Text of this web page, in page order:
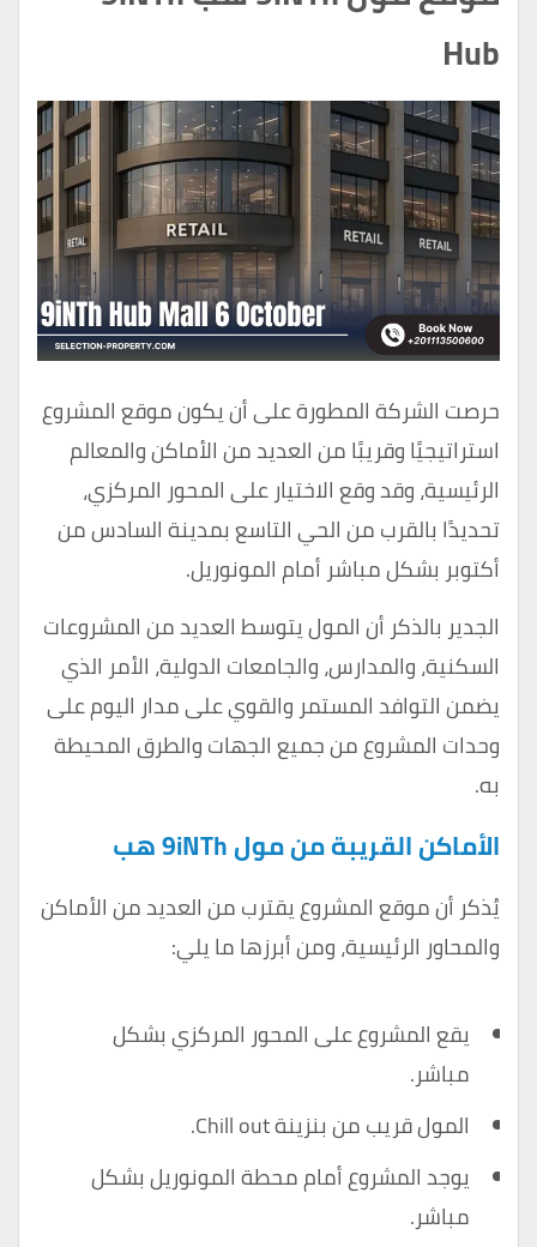
Hub
حرصت الشركة المطورة على أن يكون موقع المشروع
استراتيجيًا وقريبًا من العديد من الأماكن والمعالم
الرئيسية، وقد وقع الاختيار على المحور المركزي،
تحديدًا بالقرب من الحي التاسع بمدينة السادس من
أكتوبر بشكل مباشر أمام المونوريل.
الجدير بالذكر أن المول يتوسط العديد من المشروعات
السكنية، والمدارس، والجامعات الدولية، الأمر الذي
يضمن التوافد المستمر والقوي على مدار اليوم على
وحدات المشروع من جميع الجهات والطرق المحيطة
به.
الأماكن القريبة من مول 9iNTh هب
يُذكر أن موقع المشروع يقترب من العديد من الأماكن
والمحاور الرئيسية، ومن أبرزها ما يلي:
يقع المشروع على المحور المركزي بشكل
مباشر.
المول قريب من بنزينة Chill out.
يوجد المشروع أمام محطة المونوريل بشكل
مباشر.